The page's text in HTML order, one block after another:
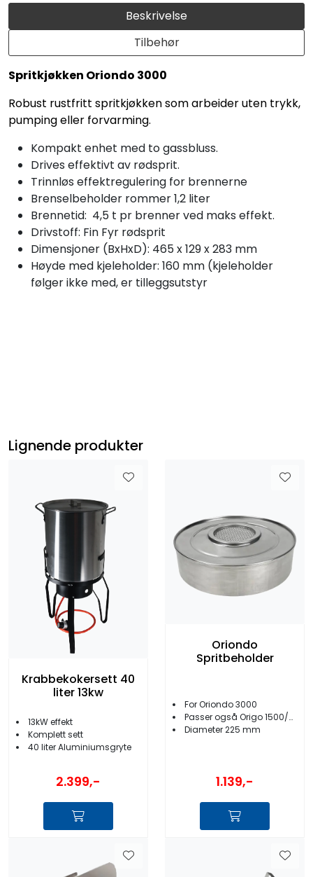
Beskrivelse
Tilbehør
Spritkjøkken Oriondo 3000
Robust rustfritt spritkjøkken som arbeider uten trykk,
pumping eller forvarming.
Kompakt enhet med to gassbluss.
Drives effektivt av rødsprit.
Trinnløs effektregulering for brennerne
Brenselbeholder rommer 1,2 liter
Brennetid: 4,5 t pr brenner ved maks effekt.
Drivstoff: Fin Fyr rødsprit
Dimensjoner (BxHxD): 465 x 129 x 283 mm
Høyde med kjeleholder: 160 mm (kjeleholder
følger ikke med, er tilleggsutstyr
Lignende produkter
Krabbekokersett 40
liter 13kw
13kW effekt
Komplett sett
40 liter Aluminiumsgryte
2.399,-
Oriondo
Spritbeholder
For Oriondo 3000
Passer også Origo 1500/3000/6000
Diameter 225 mm
1.139,-